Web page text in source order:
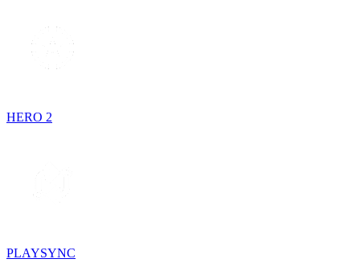
HERO 2
PLAYSYNC